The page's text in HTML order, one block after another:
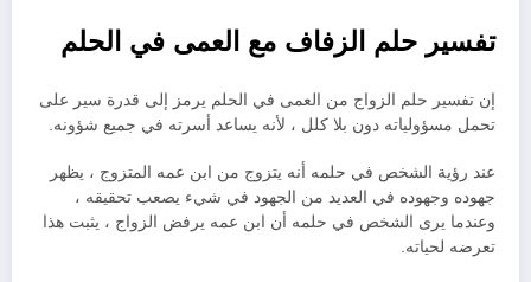
تفسير حلم الزفاف مع العمى في الحلم
إن تفسير حلم الزواج من العمى في الحلم يرمز إلى قدرة سير على
تحمل مسؤولياته دون بلا كلل ، لأنه يساعد أسرته في جميع شؤونه.
عند رؤية الشخص في حلمه أنه يتزوج من ابن عمه المتزوج ، يظهر
جهوده وجهوده في العديد من الجهود في شيء يصعب تحقيقه ،
وعندما يرى الشخص في حلمه أن ابن عمه يرفض الزواج ، يثبت هذا
تعرضه لحياته.